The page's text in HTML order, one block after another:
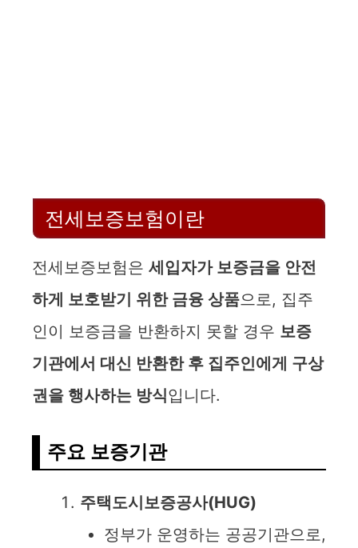
전세보증보험이란
전세보증보험은 세입자가 보증금을 안전
하게 보호받기 위한 금융 상품으로, 집주
인이 보증금을 반환하지 못할 경우 보증
기관에서 대신 반환한 후 집주인에게 구상
권을 행사하는 방식입니다.
주요 보증기관
주택도시보증공사(HUG)
정부가 운영하는 공공기관으로,